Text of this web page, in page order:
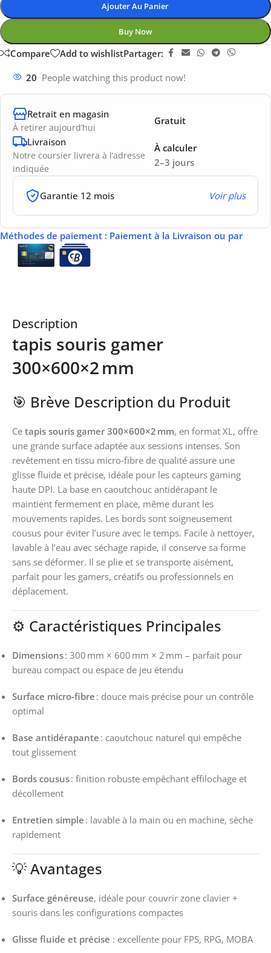
Ajouter Au Panier
Buy Now
Compare Add to wishlistPartager:
20 People watching this product now!
Retrait en magasin
À retirer aujourd’hui
Gratuit
Livraison
Notre coursier livrera à l’adresse
indiquée
2–3 jours
À calculer
Garantie 12 mois Voir plus
Méthodes de paiement : Paiement à la Livraison ou par
Description
tapis souris gamer
300×600×2 mm
🎯 Brève Description du Produit
Ce tapis souris gamer 300×600×2 mm, en format XL, offre
une grande surface adaptée aux sessions intenses. Son
revêtement en tissu micro‑fibre de qualité assure une
glisse fluide et précise, idéale pour les capteurs gaming
haute DPI. La base en caoutchouc antidérapant le
maintient fermement en place, même durant les
mouvements rapides. Les bords sont soigneusement
cousus pour éviter l’usure avec le temps. Facile à nettoyer,
lavable à l’eau avec séchage rapide, il conserve sa forme
sans se déformer. Il se plie et se transporte aisément,
parfait pour les gamers, créatifs ou professionnels en
déplacement.
⚙️ Caractéristiques Principales
Dimensions: 300 mm × 600 mm × 2 mm – parfait pour
bureau compact ou espace de jeu étendu
Surface micro‑fibre : douce mais précise pour un contrôle
optimal
Base antidérapante : caoutchouc naturel qui empêche
tout glissement
Bords cousus: finition robuste empêchant effilochage et
décollement
Entretien simple : lavable à la main ou en machine, sèche
rapidement
💡 Avantages
Surface généreuse, idéale pour couvrir zone clavier +
souris dans les configurations compactes
Glisse fluide et précise : excellente pour FPS, RPG, MOBA